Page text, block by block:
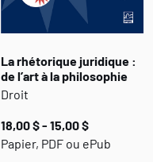
La rhétorique juridique :
de l’art à la philosophie
Droit
18,00 $ - 15,00 $
Papier, PDF ou ePub